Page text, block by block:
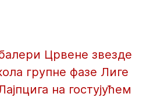
Црвене звезде
групне фазе Лиге
на гостујућем